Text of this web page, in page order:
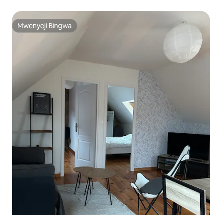
Mwenyeji Bingwa
Mwenyeji Bingwa